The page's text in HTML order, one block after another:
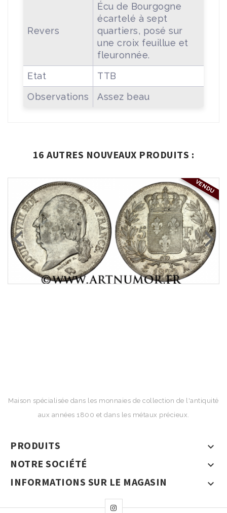
Revers
Écu de Bourgogne
écartelé à sept
quartiers, posé sur
une croix feuillue et
fleuronnée.
Etat
TTB
Observations
Assez beau
16 AUTRES NOUVEAUX PRODUITS :
VENDU
Maison spécialisée dans les monnaies de collection de l'antiquité
aux années 1800 et dans les métaux précieux.
PRODUITS 
NOTRE SOCIÉTÉ 
INFORMATIONS SUR LE MAGASIN 